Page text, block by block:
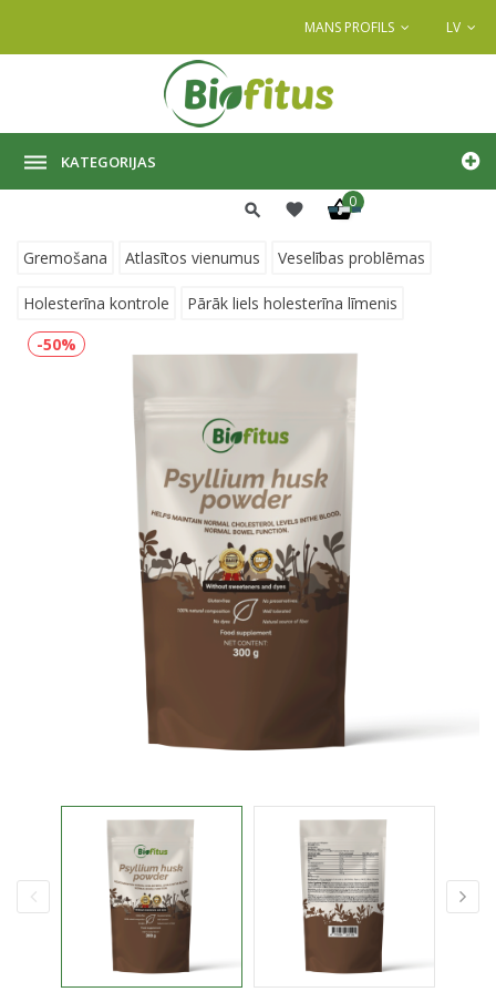
MANS PROFILS LV
KATEGORIJAS
0
Gremošana Atlasītos vienumus Veselības problēmas
Holesterīna kontrole
Pārāk liels holesterīna līmenis
-50%